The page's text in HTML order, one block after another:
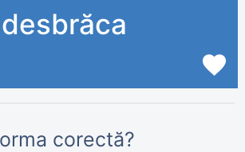
desbrăca
favorite
corectă?